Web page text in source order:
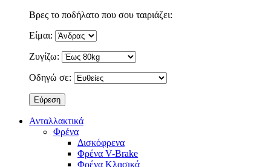
Βρες το ποδήλατο που σου ταιριάζει:
Είμαι:
Ζυγίζω:
Οδηγώ σε:
Ανταλλακτικά
Φρένα
Δισκόφρενα
Φρένα V-Brake
Φρένα Κλασικά